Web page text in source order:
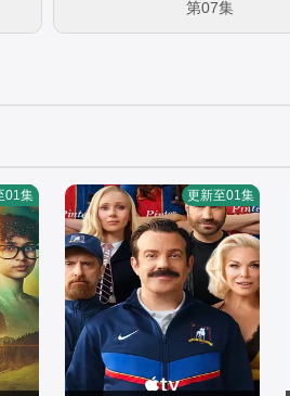
第07集
01集 更新至01集